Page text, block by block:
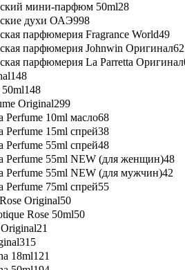
мини-парфюм 50ml28
духи ОАЭ998
парфюмерия Fragrance World49
парфюмерия Johnwin Оригинал62
парфюмерия La Parretta Оригинал
148
50ml148
Original299
Perfume 10ml масло68
Perfume 15ml спрей38
Perfume 55ml спрей48
Perfume 55ml NEW (для женщин)48
Perfume 55ml NEW (для мужчин)42
Perfume 75ml спрей55
Original50
Rose 50ml50
21
315
18ml121